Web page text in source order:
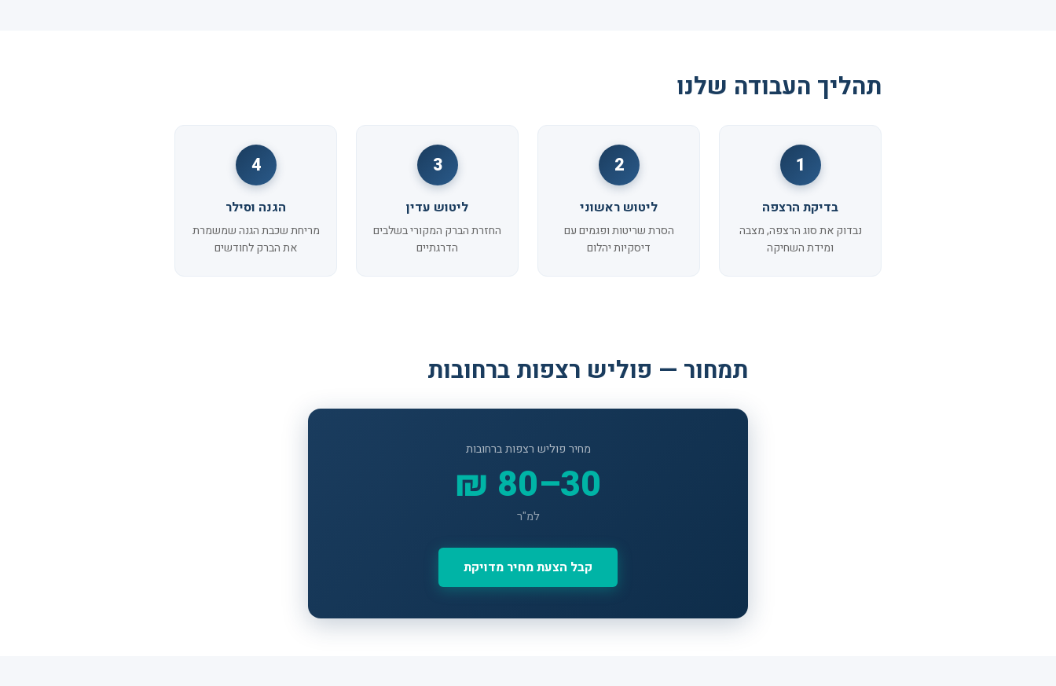
תהליך העבודה שלנו
1
בדיקת הרצפה
נבדוק את סוג הרצפה, מצבה
ומידת השחיקה
2
ליטוש ראשוני
הסרת שריטות ופגמים עם
דיסקיות יהלום
3
ליטוש עדין
החזרת הברק המקורי בשלבים
הדרגתיים
4
הגנה וסילר
מריחת שכבת הגנה שמשמרת
את הברק לחודשים
תמחור — פוליש רצפות ברחובות
מחיר פוליש רצפות ברחובות
30–80 ₪
למ"ר
קבל הצעת מחיר מדויקת